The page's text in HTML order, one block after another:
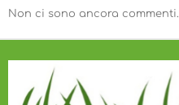
e
l
Non ci sono ancora commenti.